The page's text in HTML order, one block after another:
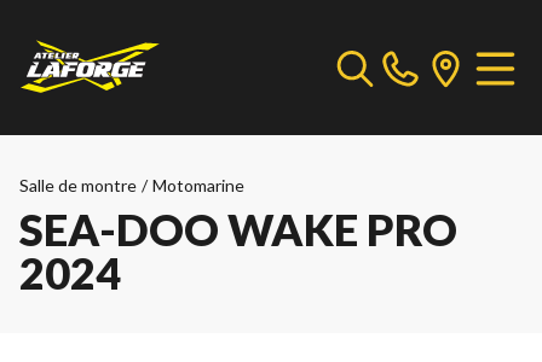
Salle de montre / Motomarine
SEA-DOO WAKE PRO
2024